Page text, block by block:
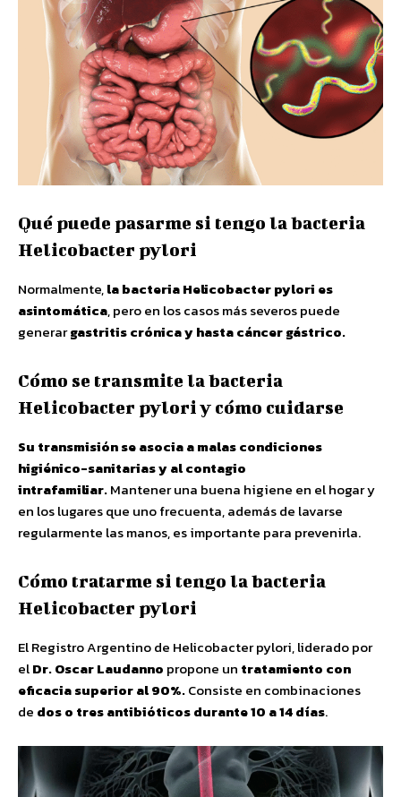
Qué puede pasarme si tengo la bacteria
Helicobacter pylori
Normalmente,la bacteria Helicobacter pylori es
asintomática, pero en los casos más severos puede
generargastritis crónica y hasta cáncer gástrico.
Cómo se transmite la bacteria
Helicobacter pylori y cómo cuidarse
Su transmisión se asocia a malas condiciones
higiénico-sanitarias y al contagio
intrafamiliar.Mantener una buena higiene en el hogar y
en los lugares que uno frecuenta, además de lavarse
regularmente las manos, es importante para prevenirla.
Cómo tratarme si tengo la bacteria
Helicobacter pylori
El Registro Argentino de Helicobacter pylori, liderado por
elDr. Oscar Laudanno propone un tratamiento con
eficacia superior al 90%.Consiste en combinaciones
de dos o tres antibióticos durante 10 a 14 días.